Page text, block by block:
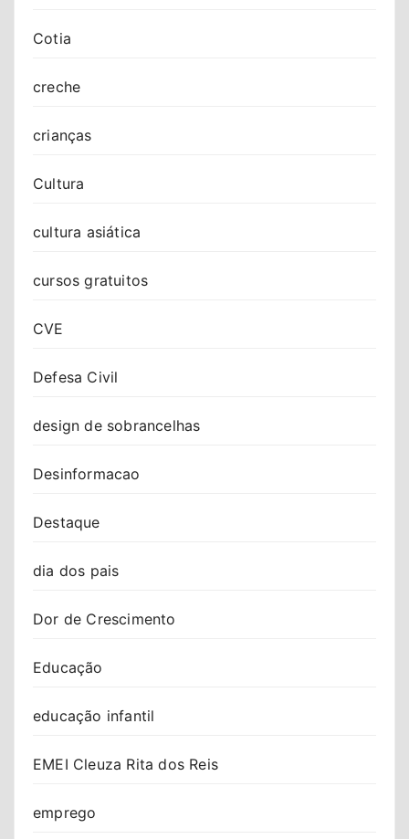
Cotia
creche
crianças
Cultura
cultura asiática
cursos gratuitos
CVE
Defesa Civil
design de sobrancelhas
Desinformacao
Destaque
dia dos pais
Dor de Crescimento
Educação
educação infantil
EMEI Cleuza Rita dos Reis
emprego